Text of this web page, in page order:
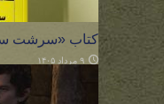
کتاب «سرشت
۹ مرداد ۱۴۰۵